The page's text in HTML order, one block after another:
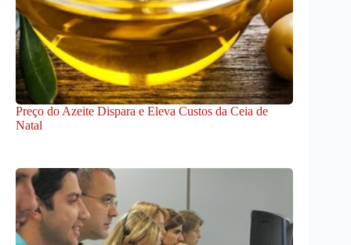
Preço do Azeite Dispara e Eleva Custos da Ceia de
Natal